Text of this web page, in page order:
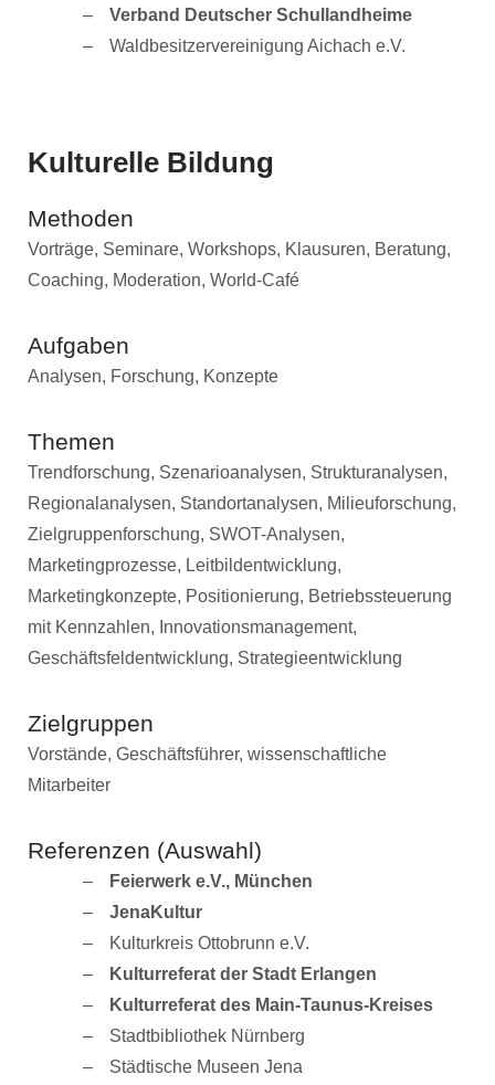
Verband Deutscher Schullandheime
Waldbesitzervereinigung Aichach e.V.
Kulturelle Bildung
Methoden
Vorträge, Seminare, Workshops, Klausuren, Beratung,
Coaching, Moderation, World-Café
Aufgaben
Analysen, Forschung, Konzepte
Themen
Trendforschung, Szenarioanalysen, Strukturanalysen,
Regionalanalysen, Standortanalysen, Milieuforschung,
Zielgruppenforschung, SWOT-Analysen,
Marketingprozesse, Leitbildentwicklung,
Marketingkonzepte, Positionierung, Betriebssteuerung
mit Kennzahlen, Innovationsmanagement,
Geschäftsfeldentwicklung, Strategieentwicklung
Zielgruppen
Vorstände, Geschäftsführer, wissenschaftliche
Mitarbeiter
Referenzen (Auswahl)
Feierwerk e.V., München
JenaKultur
Kulturkreis Ottobrunn e.V.
Kulturreferat der Stadt Erlangen
Kulturreferat des Main-Taunus-Kreises
Stadtbibliothek Nürnberg
Städtische Museen Jena